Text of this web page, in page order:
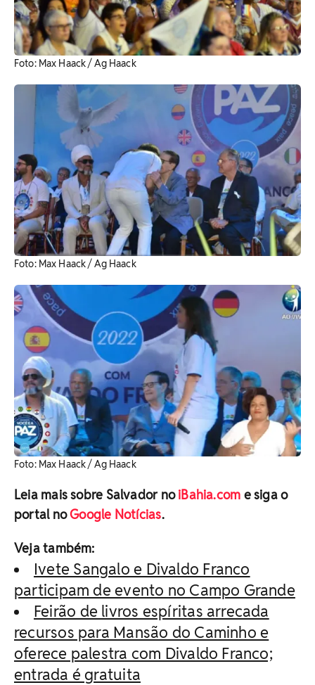
Foto: Max Haack / Ag Haack
Foto: Max Haack / Ag Haack
Foto: Max Haack / Ag Haack
Leia mais sobre Salvador noiBahia.com e siga o
portal noGoogle Notícias.
Veja também:
Ivete Sangalo e Divaldo Franco
participam de evento no Campo Grande
Feirão de livros espíritas arrecada
recursos para Mansão do Caminho e
oferece palestra com Divaldo Franco;
entrada é gratuita